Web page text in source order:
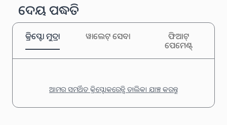
ଦେୟ ପଦ୍ଧତି
କ୍ରିପ୍ଟୋ ମୁଦ୍ରା ୱାଲେଟ୍ ସେବା
ଫିଆଟ୍
ପେମେଣ୍ଟ୍
ଆମର ସମର୍ଥିତ କ୍ରିପ୍ଟୋକରେନ୍ସି ତାଲିକା ଯାଞ୍ଚ କରନ୍ତୁ